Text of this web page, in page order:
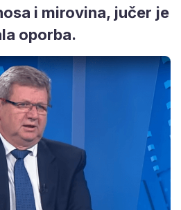
i mirovina, jučer je
oporba.